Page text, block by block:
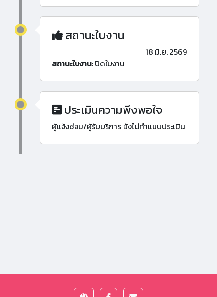
สถานะใบงาน
18 มิ.ย. 2569
สถานะใบงาน:ปิดใบงาน
ประเมินความพึงพอใจ
ผู้แจ้งซ่อม/ผู้รับบริการ ยังไม่ทำแบบประเมิน